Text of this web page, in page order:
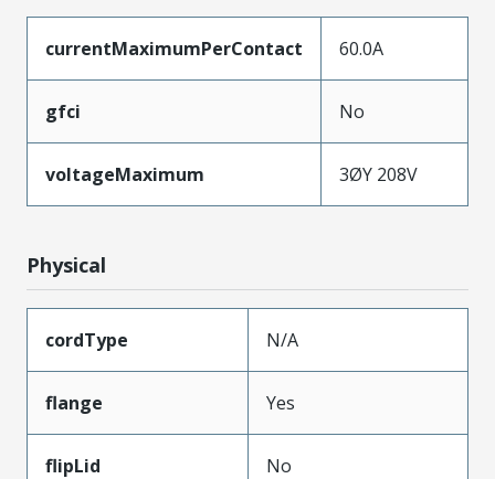
currentMaximumPerContact 60.0A
gfci No
voltageMaximum 3ØY 208V
Physical
cordType N/A
flange Yes
flipLid No